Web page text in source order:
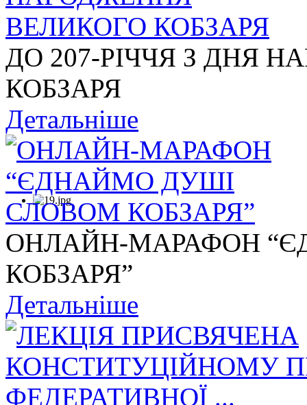
ДО 207-РІЧЧЯ З ДНЯ
КОБЗАРЯ
Детальніше
ОНЛАЙН-МАРАФОН
КОБЗАРЯ”
Детальніше